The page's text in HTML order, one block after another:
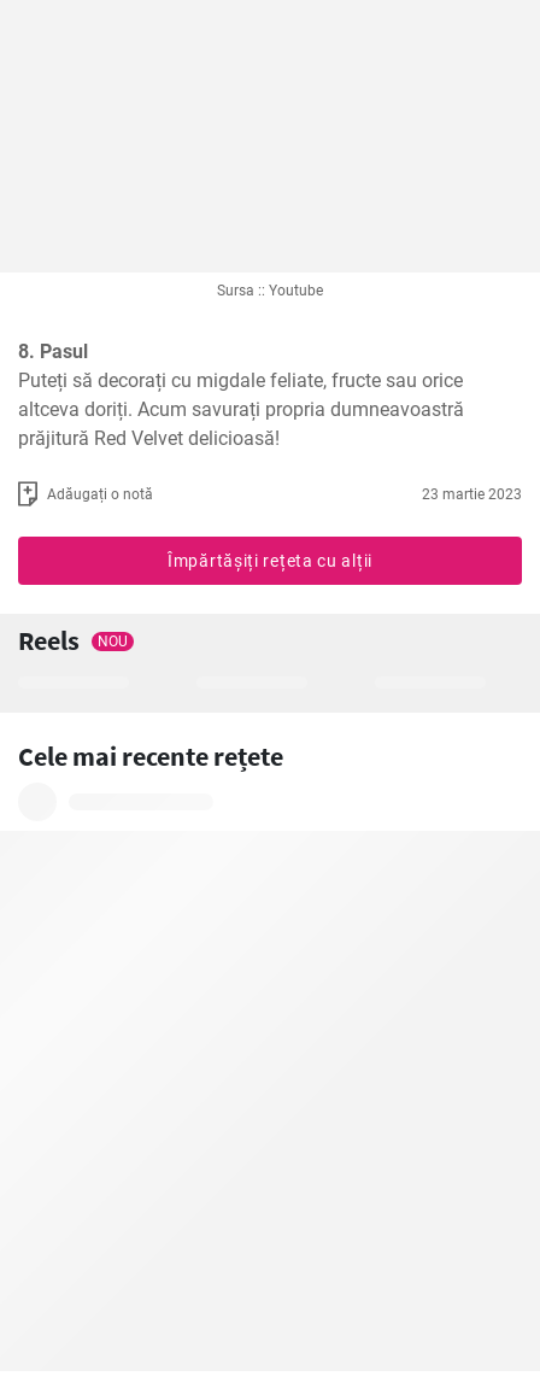
Sursa :: Youtube
8. Pasul
Puteți să decorați cu migdale feliate, fructe sau orice
altceva doriți. Acum savurați propria dumneavoastră
prăjitură Red Velvet delicioasă!
Adăugați o notă 23 martie 2023
Împărtășiți rețeta cu alții
Reels NOU
Cele mai recente rețete